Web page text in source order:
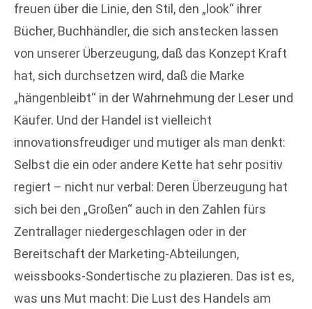
freuen über die Linie, den Stil, den „look“ ihrer
Bücher, Buchhändler, die sich anstecken lassen
von unserer Überzeugung, daß das Konzept Kraft
hat, sich durchsetzen wird, daß die Marke
„hängenbleibt“ in der Wahrnehmung der Leser und
Käufer. Und der Handel ist vielleicht
innovationsfreudiger und mutiger als man denkt:
Selbst die ein oder andere Kette hat sehr positiv
regiert – nicht nur verbal: Deren Überzeugung hat
sich bei den „Großen“ auch in den Zahlen fürs
Zentrallager niedergeschlagen oder in der
Bereitschaft der Marketing-Abteilungen,
weissbooks-Sondertische zu plazieren. Das ist es,
was uns Mut macht: Die Lust des Handels am